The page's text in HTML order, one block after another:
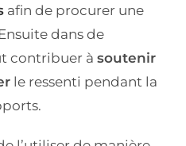
afin de procurer une
dans de
contribuer à soutenir
le ressenti pendant la